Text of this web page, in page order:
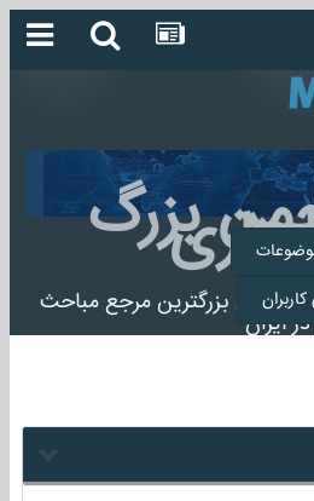
بزرگ
بزرگترین مرجع مباحث
ایران